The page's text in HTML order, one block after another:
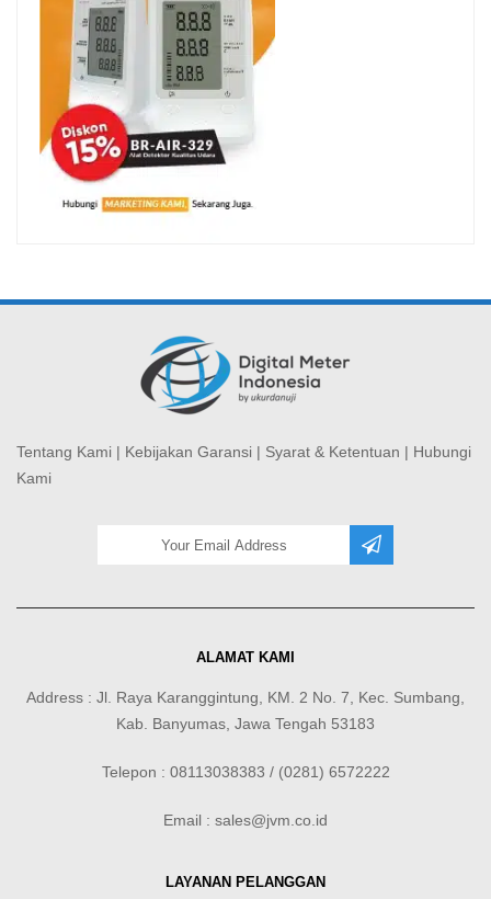
Tentang Kami | Kebijakan Garansi | Syarat & Ketentuan | Hubungi
Kami
ALAMAT KAMI
Address : Jl. Raya Karanggintung, KM. 2 No. 7, Kec. Sumbang,
Kab. Banyumas, Jawa Tengah 53183
Telepon : 08113038383 / (0281) 6572222
Email : sales@jvm.co.id
LAYANAN PELANGGAN